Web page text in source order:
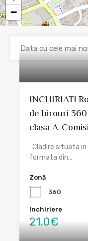
−
Data cu cele mai
INCHIRIAT!
de birouri
clasa A-
Cladire situata
formata din…
Zonă
360
Inchiriere
21.0€